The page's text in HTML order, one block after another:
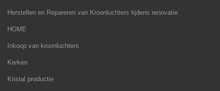
Herstellen en Repareren van Kroonluchters tijdens renovatie
HOME
Inkoop van kroonluchters
Kerken
Kristal productie